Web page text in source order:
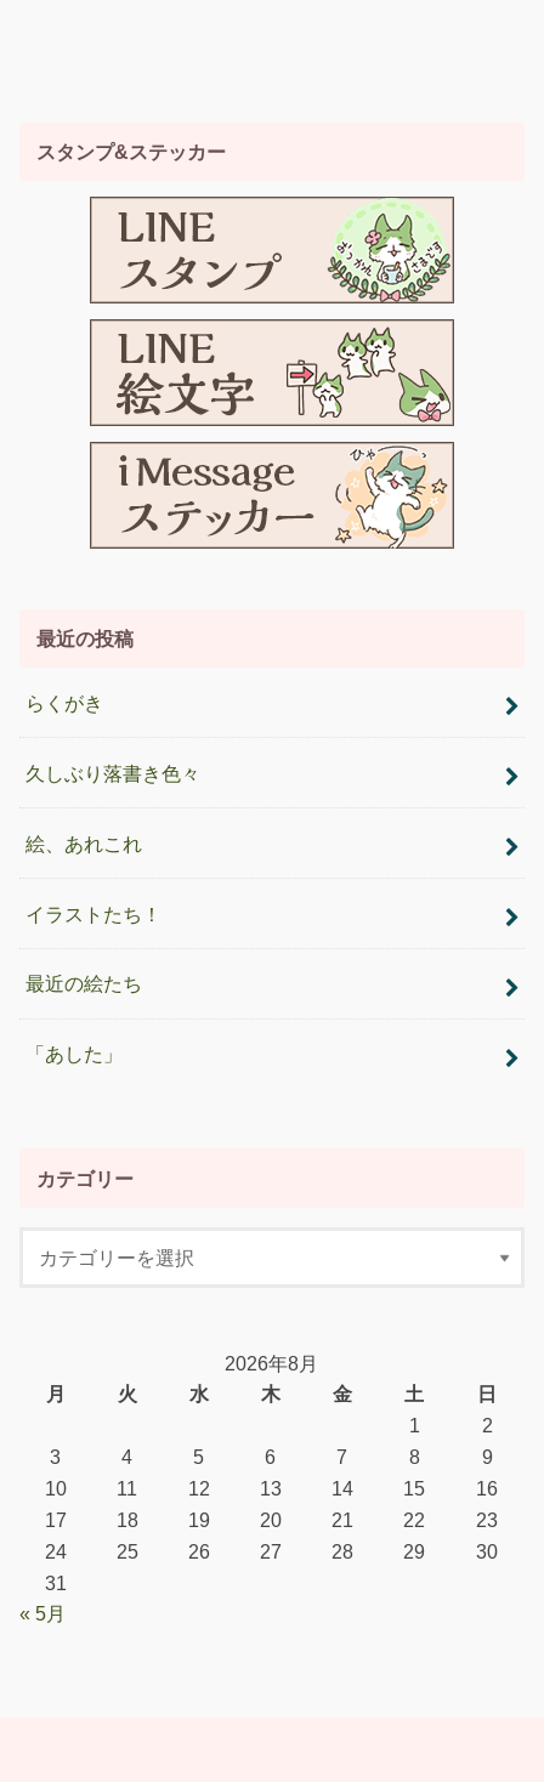
スタンプ&ステッカー
最近の投稿
らくがき
久しぶり落書き色々
絵、あれこれ
イラストたち！
最近の絵たち
「あした」
カテゴリー
2026年8月
月
火 水 木 金 土
日
1
2
3
4 5 6 7 8
9
10
11 12 13 14 15
16
17
18 19 20 21 22
23
24
25 26 27 28 29
30
31
« 5月